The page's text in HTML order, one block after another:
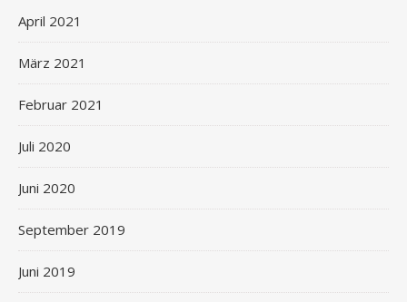
April 2021
März 2021
Februar 2021
Juli 2020
Juni 2020
September 2019
Juni 2019